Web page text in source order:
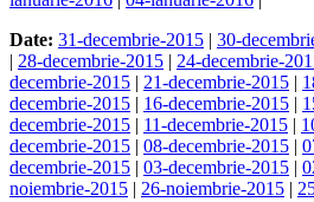
Date: 31-decembrie-2015 | 30-
| 28-decembrie-2015 | 24-decembrie-
decembrie-2015 | 21-decembrie-2015 |
decembrie-2015 | 16-decembrie-2015 |
decembrie-2015 | 11-decembrie-2015 |
decembrie-2015 | 08-decembrie-2015 |
decembrie-2015 | 03-decembrie-2015 |
noiembrie-2015 | 26-noiembrie-2015 |